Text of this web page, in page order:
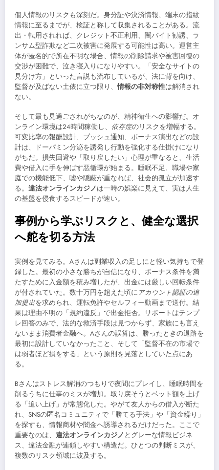
個人情報のリスクも深刻だ。身分証や決済情報、端末の指紋
情報に至るまでが、検証と称して収集されることがある。流
出・転用されれば、クレジット不正利用、闇バイト勧誘、ラ
ンサム型詐欺など二次被害に発展する可能性は高い。運営主
体が匿名的で所在不明な場合、情報の削除請求や被害回復の
交渉が困難で、泣き寝入りになりやすい。「安全なサイトの
見分け方」といった言説も流布しているが、法に背を向け、
監督が及ばない土俵に立つ限り、情報の非対称性は解消され
ない。
そして最も見過ごされがちなのが、精神衛生への影響だ。オ
ンライン環境は24時間稼働し、 依存症のリスクを増幅する。
可変比率の報酬設計、プッシュ通知、ボーナス演出などの設
計は、ドーパミン分泌を誘発し行動を強化する仕掛けになり
がちだ。損失回避や「取り戻したい」心理が重なると、生活
費や借入に手を伸ばす悪循環が始まる。睡眠不足、職場や家
庭での機能低下、嘘や隠蔽が重なれば、社会的孤立が加速す
る。 違法オンラインカジノは一時の娯楽に見えて、実は人生
の基盤を侵食するスピードが速い。
事例から学ぶリスクと、健全な選択
へ舵を切る方法
実例を見てみる。Aさんは副業収入の足しにと軽い気持ちで登
録した。最初の小さな勝ちが自信になり、ボーナス条件を満
たすために入金額を積み増したが、出金には厳しい回転条件
が付されていた。数十万円を超えた頃にアカウント認証の追
加提出を求められ、運転免許やセルフィー動画まで送付。結
果は理由不明の「規約違反」で出金拒否。サポートはテンプ
レ回答のみで、法的な救済手段は見つからず、家族にも言え
ないまま消費者金融へ。Aさんの誤算は、勝ったときの退路を
最初に設計していなかったこと、そして「監督不在の市場で
は弱者ほど損をする」という原則を見落としていた点にあ
る。
Bさんはストレス解消のつもりで夜間にプレイし、睡眠時間を
削るうちに仕事のミスが増加。取り戻そうとベット額を上げ
る「追い上げ」が常態化した。やがて友人からの借入が断た
れ、SNSの匿名コミュニティで「勝てる手法」や「資金繰り」
を探すも、情報商材や闇金へ誘導されるだけだった。ここで
重要なのは、 違法オンラインカジノ とグレーな情報ビジネ
ス、違法金融が連鎖しやすい構造だ。ひとつの判断ミスが、
複数のリスク領域に波及する。